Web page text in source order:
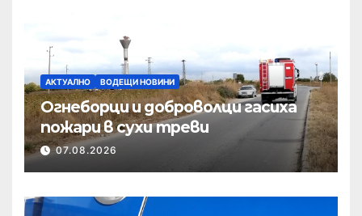
АКТУАЛНО ВОДЕЩИ НОВИНИ
Огнеборци и доброволци гасиха
пожари в сухи треви
07.08.2026